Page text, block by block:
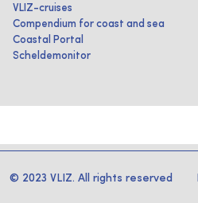
VLIZ-cruises
Compendium for coast and sea
Coastal Portal
Scheldemonitor
© 2023 VLIZ. All rights reserved